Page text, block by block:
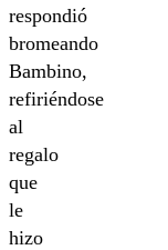
respondió
bromeando
Bambino,
refiriéndose
al
regalo
que
le
hizo